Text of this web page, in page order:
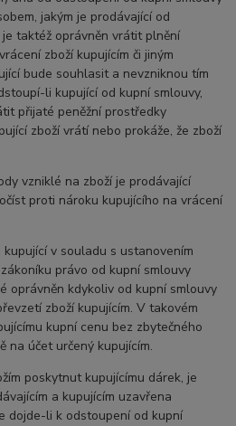
jakým je prodávající od
taktéž oprávněn vrátit plnění
zboží kupujícím či jiným
bude souhlasit a nevzniknou tím
li kupující od kupní smlouvy,
přijaté peněžní prostředky
zboží vrátí nebo prokáže, že zboží
vzniklé na zboží je prodávající
proti nároku kupujícího na vrácení
v souladu s ustanovením
právo od kupní smlouvy
oprávněn kdykoliv od kupní smlouvy
zboží kupujícím. V takovém
kupní cenu bez zbytečného
na účet určený kupujícím.
poskytnut kupujícímu dárek, je
a kupujícím uzavřena
dojde-li k odstoupení od kupní